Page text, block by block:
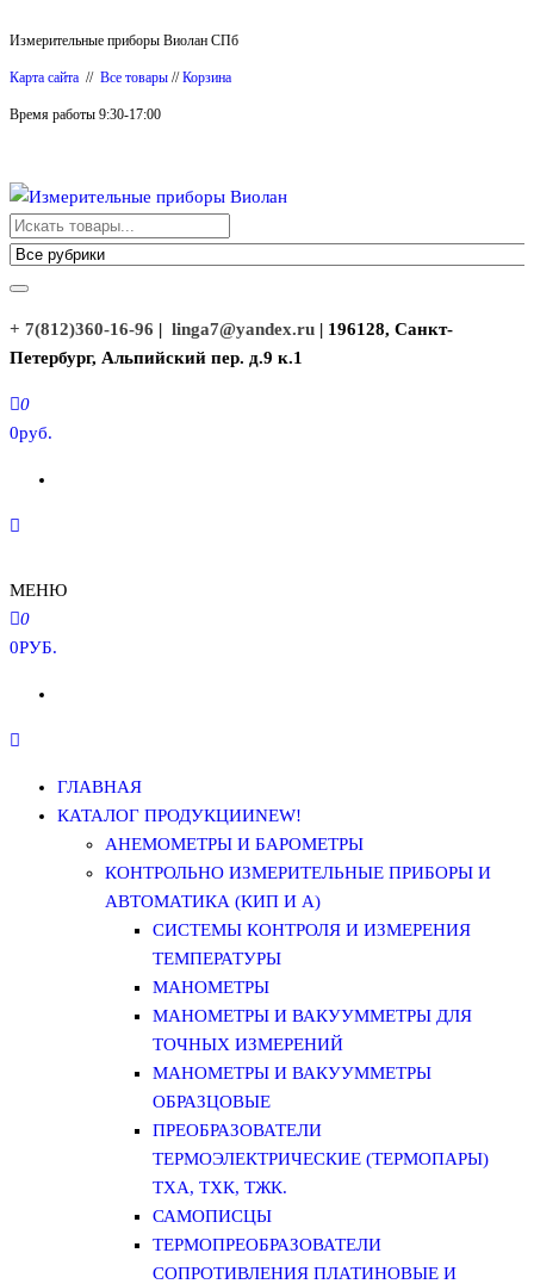
к
содержимому
Измерительные приборы Виолан СПб
Карта сайта // Все товары //Корзина
Время работы 9:30-17:00
Измерительные приборы Виолан
+ 7(812)360-16-96 | linga7@yandex.ru | 196128, Санкт-
Петербург, Альпийский пер. д.9 к.1
0
0руб.
МЕНЮ
0
0РУБ.
ГЛАВНАЯ
КАТАЛОГ ПРОДУКЦИИNEW!
АНЕМОМЕТРЫ И БАРОМЕТРЫ
КОНТРОЛЬНО ИЗМЕРИТЕЛЬНЫЕ ПРИБОРЫ И
АВТОМАТИКА (КИП И А)
СИСТЕМЫ КОНТРОЛЯ И ИЗМЕРЕНИЯ
ТЕМПЕРАТУРЫ
МАНОМЕТРЫ
МАНОМЕТРЫ И ВАКУУММЕТРЫ ДЛЯ
ТОЧНЫХ ИЗМЕРЕНИЙ
МАНОМЕТРЫ И ВАКУУММЕТРЫ
ОБРАЗЦОВЫЕ
ПРЕОБРАЗОВАТЕЛИ
ТЕРМОЭЛЕКТРИЧЕСКИЕ (ТЕРМОПАРЫ)
ТХА, ТХК, ТЖК.
САМОПИСЦЫ
ТЕРМОПРЕОБРАЗОВАТЕЛИ
СОПРОТИВЛЕНИЯ ПЛАТИНОВЫЕ И